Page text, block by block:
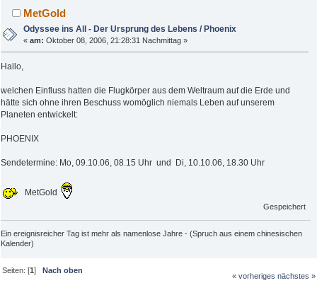
Ursprung des Lebens / Phoenix (Gelesen 3441 mal)
MetGold
Odyssee ins All - Der Ursprung des Lebens / Phoenix
«am: Oktober 08, 2006, 21:28:31 Nachmittag »
Hallo,
welchen Einfluss hatten die Flugkörper aus dem Weltraum auf die Erde und
hätte sich ohne ihren Beschuss womöglich niemals Leben auf unserem
Planeten entwickelt:
PHOENIX
Sendetermine: Mo, 09.10.06, 08.15 Uhr und Di, 10.10.06, 18.30 Uhr
MetGold
Gespeichert
Ein ereignisreicher Tag ist mehr als namenlose Jahre - (Spruch aus einem chinesischen
Kalender)
Seiten: [1]Nach oben
« vorheriges nächstes »